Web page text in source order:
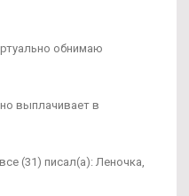
обнимаю
выплачивает в
(31) писал(а): Леночка,